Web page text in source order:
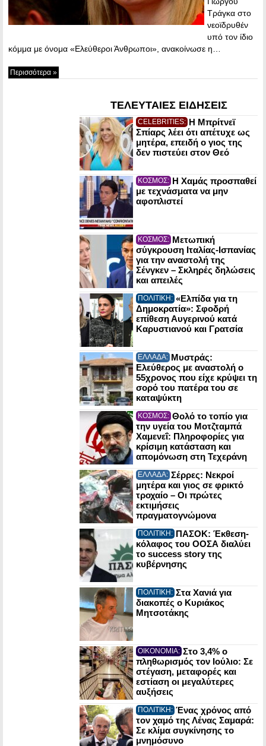
Τράγκα στο
νεοϊδρυθέν
υπό τον ίδιο
κόμμα με όνομα «Ελεύθεροι Άνθρωποι», ανακοίνωσε η…
Περισσότερα »
ΤΕΛΕΥΤΑΙΕΣ ΕΙΔΗΣΕΙΣ
CELEBRITIES: Η Μπρίτνεϊ
Σπίαρς λέει ότι απέτυχε ως
μητέρα, επειδή ο γιος της
δεν πιστεύει στον Θεό
ΚΟΣΜΟΣ: Η Χαμάς προσπαθεί
με τεχνάσματα να μην
αφοπλιστεί
ΚΟΣΜΟΣ: Μετωπική
σύγκρουση Ιταλίας-Ισπανίας
για την αναστολή της
Σένγκεν – Σκληρές δηλώσεις
και απειλές
ΠΟΛΙΤΙΚΗ: «Ελπίδα για τη
Δημοκρατία»: Σφοδρή
επίθεση Αυγερινού κατά
Καρυστιανού και Γρατσία
ΕΛΛΑΔΑ: Μυστράς:
Ελεύθερος με αναστολή ο
55χρονος που είχε κρύψει τη
σορό του πατέρα του σε
καταψύκτη
ΚΟΣΜΟΣ: Θολό το τοπίο για
την υγεία του Μοτζταμπά
Χαμενεΐ: Πληροφορίες για
κρίσιμη κατάσταση και
απομόνωση στη Τεχεράνη
ΕΛΛΑΔΑ: Σέρρες: Νεκροί
μητέρα και γιος σε φρικτό
τροχαίο – Οι πρώτες
εκτιμήσεις
πραγματογνώμονα
ΠΟΛΙΤΙΚΗ: ΠΑΣΟΚ: Έκθεση-
κόλαφος του ΟΟΣΑ διαλύει
το success story της
κυβέρνησης
ΠΟΛΙΤΙΚΗ: Στα Χανιά για
διακοπές ο Κυριάκος
Μητσοτάκης
ΟΙΚΟΝΟΜΙΑ: Στο 3,4% ο
πληθωρισμός τον Ιούλιο: Σε
στέγαση, μεταφορές και
εστίαση οι μεγαλύτερες
αυξήσεις
ΠΟΛΙΤΙΚΗ: Ένας χρόνος από
τον χαμό της Λένας Σαμαρά:
Σε κλίμα συγκίνησης το
μνημόσυνο